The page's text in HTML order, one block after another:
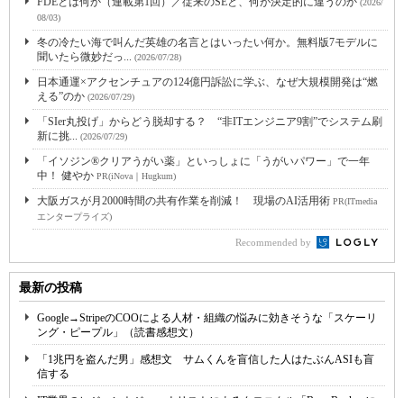
(2026/
08/03)
冬の冷たい海で叫んだ英雄の名言とはいったい何か。無料版7モデルに
聞いたら微妙だっ... (2026/07/28)
日本通運×アクセンチュアの124億円訴訟に学ぶ、なぜ大規模開発は“燃
える”のか (2026/07/29)
「SIer丸投げ」からどう脱却する？ “非ITエンジニア9割”でシステム刷
新に挑... (2026/07/29)
「イソジン®クリアうがい薬」といっしょに「うがいパワー」で一年
中！ 健やか PR(iNova｜Hugkum)
大阪ガスが月2000時間の共有作業を削減！ 現場のAI活用術 PR(ITmedia
エンタープライズ)
Recommended by
最新の投稿
Google→StripeのCOOによる人材・組織の悩みに効きそうな「スケーリ
ング・ピープル」（読書感想文）
「1兆円を盗んだ男」感想文 サムくんを盲信した人はたぶんASIも盲
信する